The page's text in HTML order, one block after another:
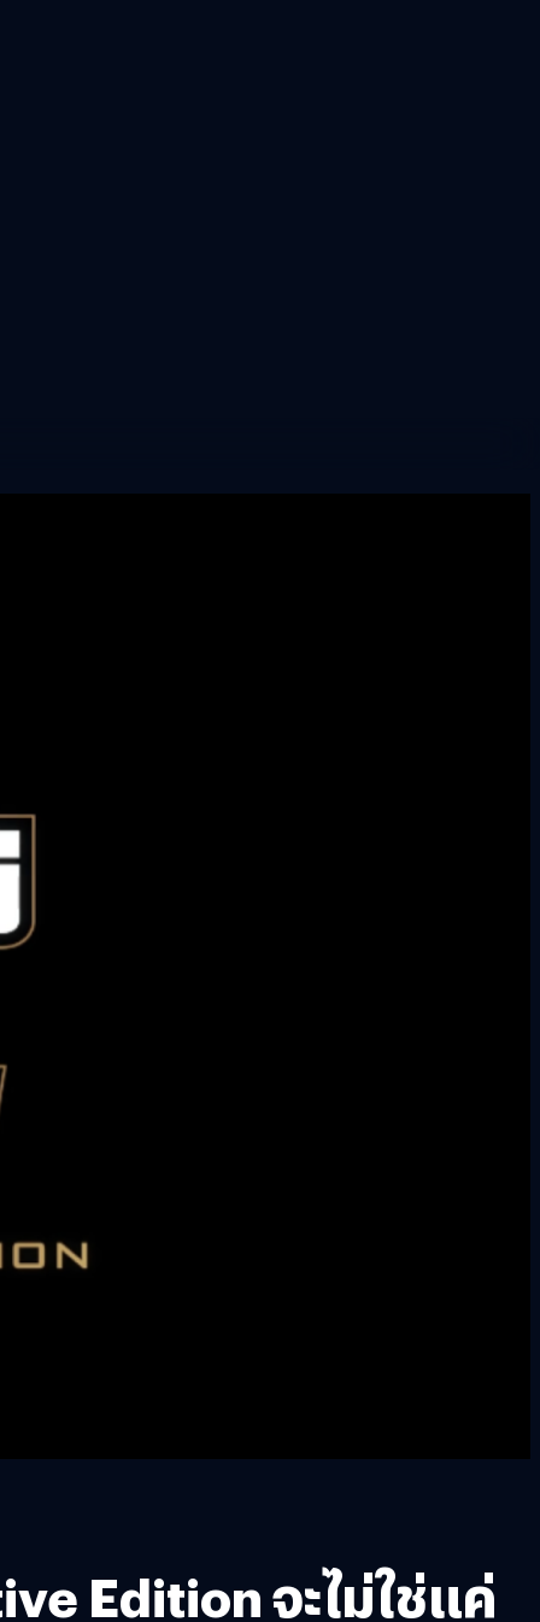
Edition จะไม่ใช่แค่